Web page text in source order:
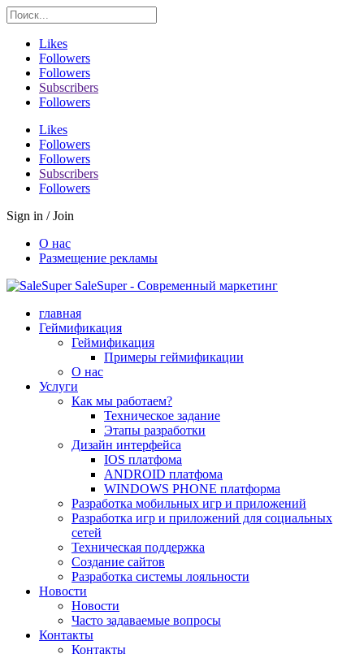
Likes
Followers
Followers
Subscribers
Followers
Likes
Followers
Followers
Subscribers
Followers
Sign in / Join
О нас
Размещение рекламы
SaleSuper - Современный маркетинг
главная
Геймификация
Геймификация
Примеры геймификации
О нас
Услуги
Как мы работаем?
Техническое задание
Этапы разработки
Дизайн интерфейса
IOS платфома
ANDROID платфома
WINDOWS PHONE платформа
Разработка мобильных игр и приложений
Разработка игр и приложений для социальных
сетей
Техническая поддержка
Создание сайтов
Разработка системы лояльности
Новости
Новости
Часто задаваемые вопросы
Контакты
Контакты